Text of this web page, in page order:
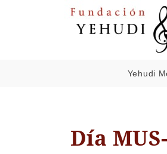
Yehudi
Día